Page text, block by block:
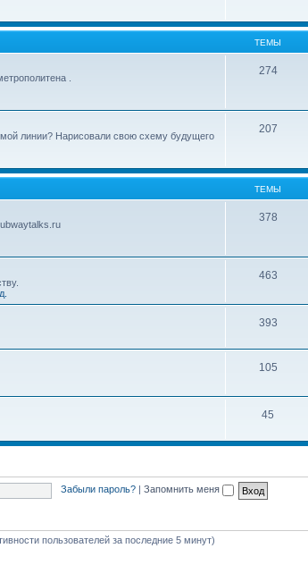
ТЕМЫ
.
274
линии? Нарисовали свою схему будущего
207
ТЕМЫ
378
463
393
105
45
Забыли пароль? Запомнить меня
пользователей за последние 5 минут)